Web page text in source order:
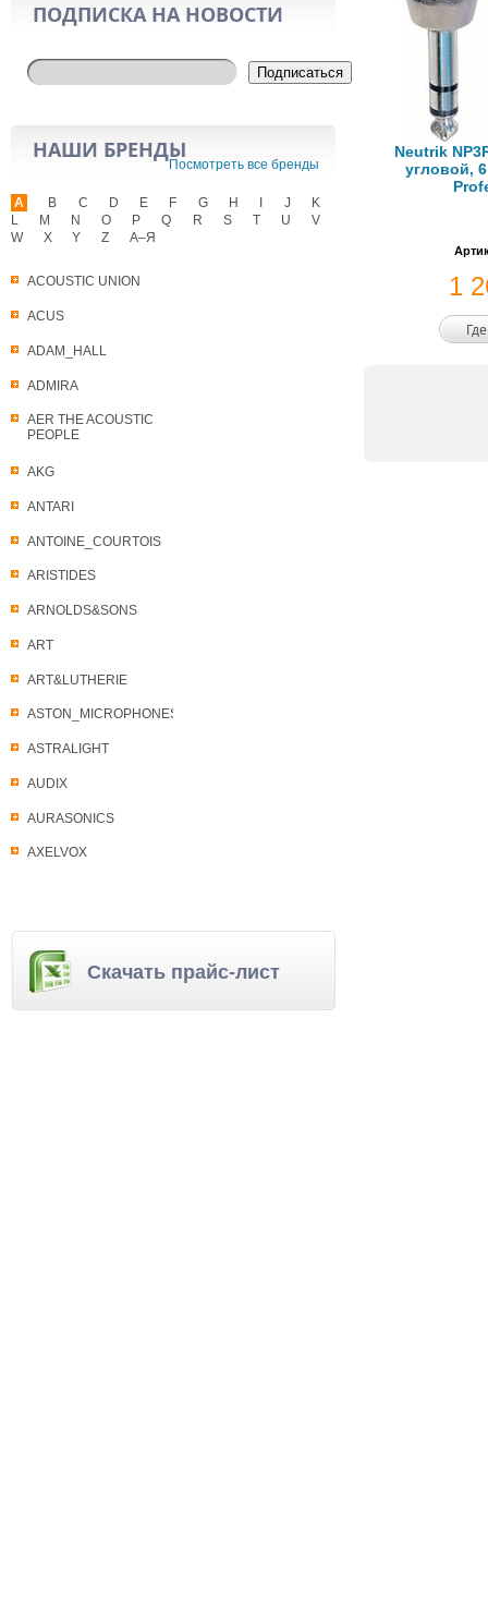
ПОДПИСКА НА НОВОСТИ
Подписаться
НАШИ БРЕНДЫ
Посмотреть все бренды
A
ACOUSTIC UNION
ACUS
ADAM_HALL
ADMIRA
AER THE ACOUSTIC
PEOPLE
AKG
ANTARI
ANTOINE_COURTOIS
ARISTIDES
ARNOLDS&SONS
ART
ART&LUTHERIE
ASTON_MICROPHONES
ASTRALIGHT
AUDIX
AURASONICS
AXELVOX
B C D E F G H J
K
L
M N O P Q R S T U
V
W
X Y Z А–Я
Скачать прайс-лист
Neutrik
угловой,
1